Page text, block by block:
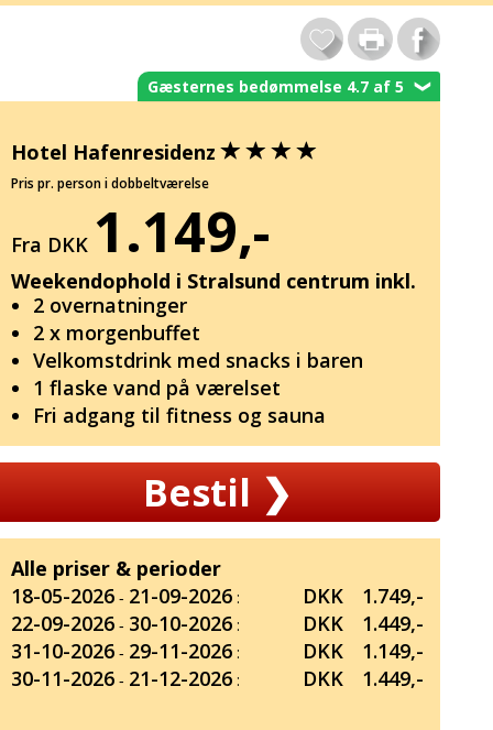
Gæsternes bedømmelse 4.7 af 5❯
Hotel Hafenresidenz
Pris pr. person i dobbeltværelse
Fra DKK 1.149,-
Weekendophold i Stralsund centrum inkl.
2 overnatninger
2 x morgenbuffet
Velkomstdrink med snacks i baren
1 flaske vand på værelset
Fri adgang til fitness og sauna
Bestil❯
Alle priser & perioder
18-05-2026‐ 21-09-2026: DKK
1.749,-
22-09-2026‐ 30-10-2026: DKK
1.449,-
31-10-2026‐ 29-11-2026: DKK
1.149,-
30-11-2026‐ 21-12-2026: DKK 1.449,-